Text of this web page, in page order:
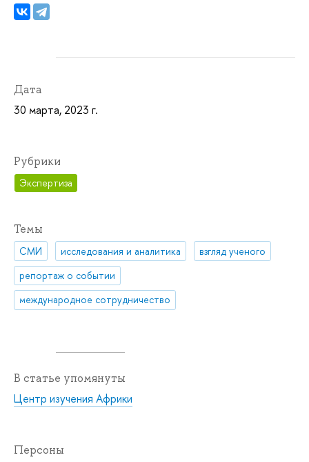
Дата
30 марта, 2023 г.
Рубрики
Экспертиза
Темы
СМИ исследования и аналитика
взгляд ученого
репортаж о событии
международное сотрудничество
В статье упомянуты
Центр изучения Африки
Персоны